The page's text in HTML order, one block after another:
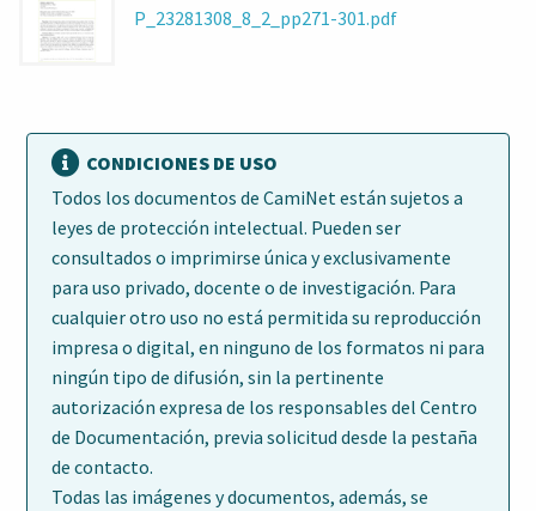
P_23281308_8_2_pp271-301.pdf
CONDICIONES DE USO
Todos los documentos de CamiNet están sujetos a
leyes de protección intelectual. Pueden ser
consultados o imprimirse única y exclusivamente
para uso privado, docente o de investigación. Para
cualquier otro uso no está permitida su reproducción
impresa o digital, en ninguno de los formatos ni para
ningún tipo de difusión, sin la pertinente
autorización expresa de los responsables del Centro
de Documentación, previa solicitud desde la pestaña
de contacto.
Todas las imágenes y documentos, además, se